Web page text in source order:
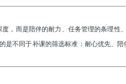
，而是陪伴的耐力、任务管理的条理性
是不同于补课的筛选标准：耐心优先、陪